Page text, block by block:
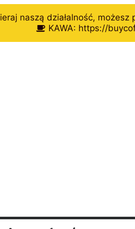
naszą działalność,
KAWA: https://